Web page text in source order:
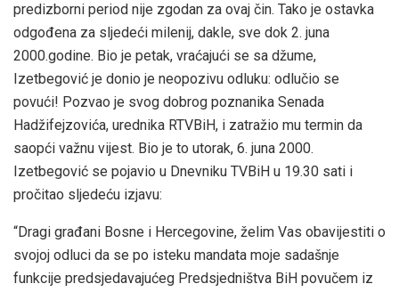
predizborni period nije zgodan za ovaj čin. Tako je ostavka
odgođena za sljedeći milenij, dakle, sve dok 2. juna
2000.godine. Bio je petak, vraćajući se sa džume,
Izetbegović je donio je neopozivu odluku: odlučio se
povući! Pozvao je svog dobrog poznanika Senada
Hadžifejzovića, urednika RTVBiH, i zatražio mu termin da
saopći važnu vijest. Bio je to utorak, 6. juna 2000.
Izetbegović se pojavio u Dnevniku TVBiH u 19.30 sati i
pročitao sljedeću izjavu:
“Dragi građani Bosne i Hercegovine, želim Vas obavijestiti o
svojoj odluci da se po isteku mandata moje sadašnje
funkcije predsjedavajućeg Predsjedništva BiH povučem iz